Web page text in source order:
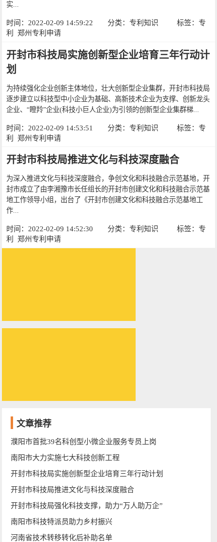
实...
时间：2022-02-09 14:59:22 分类：专利知识 标签： 专
利
郑州专利申请
开封市科技局实施创新型企业培育三年行动计
划
为持续强化企业创新主体地位，壮大创新型企业集群，开封市科技局
逐步建立以科技型中小企业为基础、高新技术企业为支撑、创新龙头
企业、“瞪羚”企业(科技小巨人企业)为引领的创新型企业集群梯...
时间：2022-02-09 14:53:51 分类：专利知识 标签： 专
利
郑州专利申请
开封市科技局推进文化与科技深度融合
为深入推进文化与科技深度融合，争创文化和科技融合示范基地，开
封市成立了由李湘豫市长任组长的开封市创建文化和科技融合示范基
地工作领导小组，出台了《开封市创建文化和科技融合示范基地工
作...
时间：2022-02-09 14:52:30 分类：专利知识 标签： 专
利
郑州专利申请
文章推荐
濮阳市首批39名科创型小微企业服务专员上岗
南阳市大力实施七大科技创新工程
开封市科技局实施创新型企业培育三年行动计划
开封市科技局推进文化与科技深度融合
开封市科技局强化科技支撑，助力“万人助万企”
南阳市科技特派员助力乡村振兴
河南省技术转移转化后补助名单